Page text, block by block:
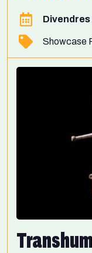
Divendres
Showcase